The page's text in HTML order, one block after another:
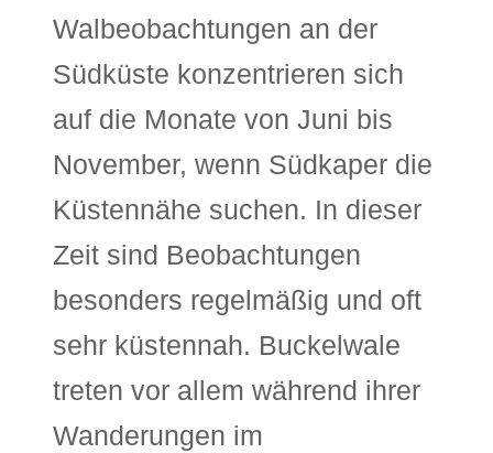
Walbeobachtungen an der
Südküste konzentrieren sich
auf die Monate von Juni bis
November, wenn Südkaper die
Küstennähe suchen. In dieser
Zeit sind Beobachtungen
besonders regelmäßig und oft
sehr küstennah. Buckelwale
treten vor allem während ihrer
Wanderungen im